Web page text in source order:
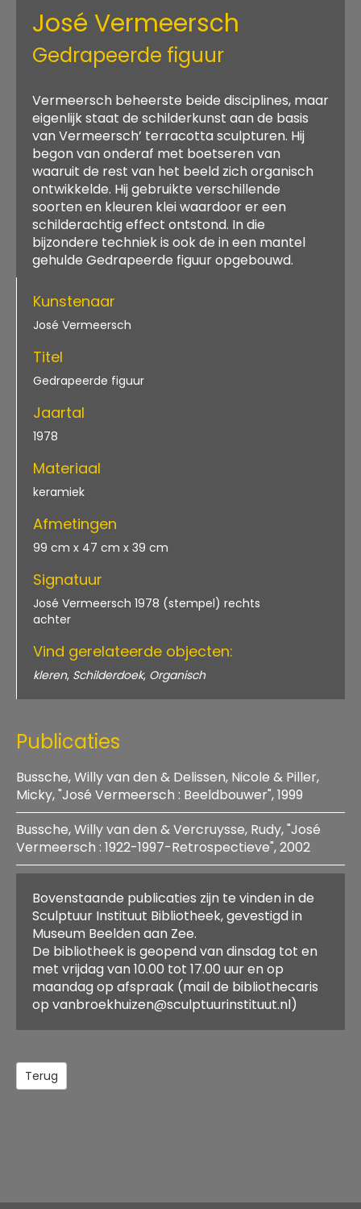
José Vermeersch
Gedrapeerde figuur
Vermeersch beheerste beide disciplines, maar
eigenlijk staat de schilderkunst aan de basis
van Vermeersch’ terracotta sculpturen. Hij
begon van onderaf met boetseren van
waaruit de rest van het beeld zich organisch
ontwikkelde. Hij gebruikte verschillende
soorten en kleuren klei waardoor er een
schilderachtig effect ontstond. In die
bijzondere techniek is ook de in een mantel
gehulde Gedrapeerde figuur opgebouwd.
Kunstenaar
José Vermeersch
Titel
Gedrapeerde figuur
Jaartal
1978
Materiaal
keramiek
Afmetingen
99 cm x 47 cm x 39 cm
Signatuur
José Vermeersch 1978 (stempel) rechts
achter
Vind gerelateerde objecten:
kleren, Schilderdoek, Organisch
Publicaties
Bussche, Willy van den & Delissen, Nicole & Piller,
Micky, "José Vermeersch : Beeldbouwer", 1999
Titel:
"José Vermeersch : Beeldbouwer"
Auteurs:
Bussche, Willy van den & Delissen, Nicole &
Piller, Micky
Jaar van uitgave: 1999
Aantal pagina's:
109
ISBN:
9028814116
Plaats van
uitgave:
Zaltbommel
Bussche, Willy van den & Vercruysse, Rudy, "José
Vermeersch : 1922-1997-Retrospectieve", 2002
Titel:
"José Vermeersch : 1922-1997-Retrospectieve"
Auteurs:
Bussche, Willy van den & Vercruysse, Rudy
Jaar van uitgave: 2002
Aantal pagina's:
191
ISBN:
9076099405
Plaats van
uitgave:
Oostende
Bovenstaande publicaties zijn te vinden in de
Sculptuur Instituut Bibliotheek, gevestigd in
Museum Beelden aan Zee.
De bibliotheek is geopend van dinsdag tot en
met vrijdag van 10.00 tot 17.00 uur en op
maandag op afspraak (mail de bibliothecaris
op vanbroekhuizen@sculptuurinstituut.nl)
Terug